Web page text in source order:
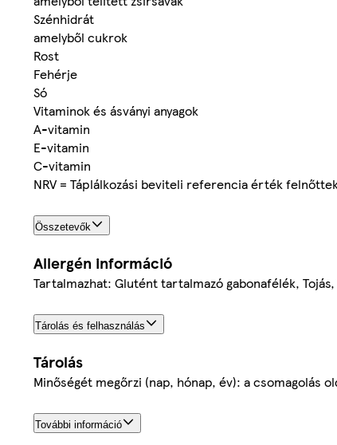
Szénhidrát
amelyből cukrok
Rost
Fehérje
Só
Vitaminok és ásványi anyagok
A-vitamin
E-vitamin
C-vitamin
NRV = Táplálkozási beviteli referencia érték
Összetevők
Allergén információ
Tartalmazhat: Glutént tartalmazó gabonafélék,
Tárolás és felhasználás
Tárolás
Minőségét megőrzi (nap, hónap, év): a csomagolás
További információ